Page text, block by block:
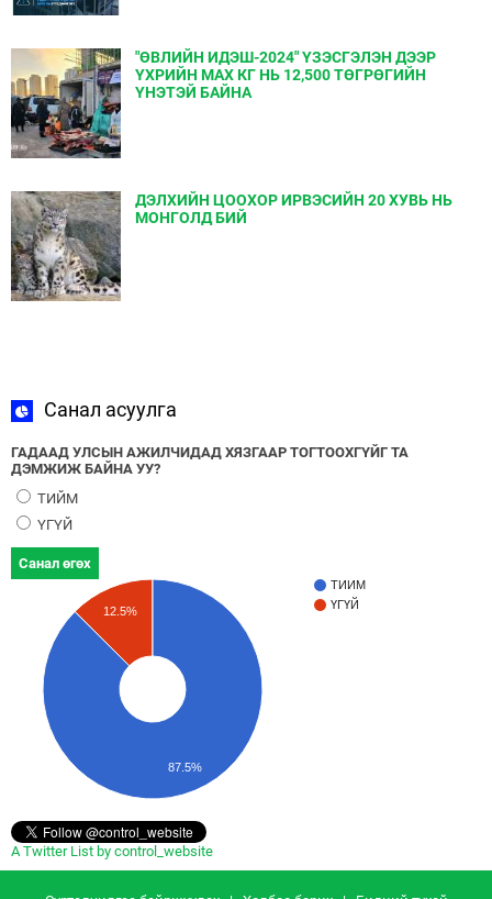
"ӨВЛИЙН ИДЭШ-2024" ҮЗЭСГЭЛЭН ДЭЭР
ҮХРИЙН МАХ КГ НЬ 12,500 ТӨГРӨГИЙН
ҮНЭТЭЙ БАЙНА
ДЭЛХИЙН ЦООХОР ИРВЭСИЙН 20 ХУВЬ НЬ
МОНГОЛД БИЙ
Санал асуулга
ГАДААД УЛСЫН АЖИЛЧИДАД ХЯЗГААР ТОГТООХГҮЙГ ТА
ДЭМЖИЖ БАЙНА УУ?
ТИЙМ
ҮГҮЙ
Санал өгөх
ТИЙМ
ҮГҮЙ
12.5%
87.5%
A Twitter List by control_website